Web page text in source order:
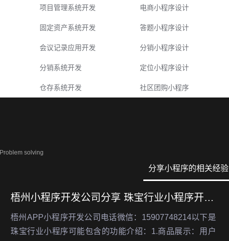
项目管理系统开发
固定资产系统开发
会议记录应用开发
分销系统开发
仓存系统开发
电商小程序设计
答题小程序设计
分销小程序设计
定位小程序设计
社区团购小程序
Problem solving
分享小程序的相关经验
梧州小程序开发公司分享 珠宝行业小程序开发详细功能介绍
梧州APP小程序开发公司电话微信：15907748214以下是
珠宝行业小程序可能包含的功能介绍：1.商品展示：用户